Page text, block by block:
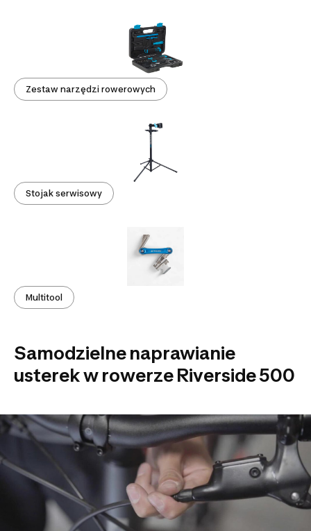
Zestaw narzędzi rowerowych
Stojak serwisowy
Multitool
Samodzielne naprawianie
usterek w rowerze Riverside 500